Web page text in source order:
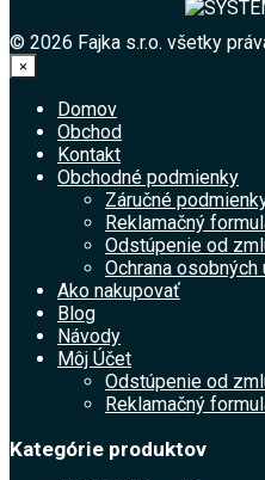
© 2026 Fajka s.r.o. všetky
×
Domov
Obchod
Kontakt
Obchodné podmienky
Záručné
Reklamačný
Odstúpenie od
Ochrana osobných
Ako nakupovať
Blog
Návody
Môj Účet
Odstúpenie od
Reklamačný
Kategórie produktov